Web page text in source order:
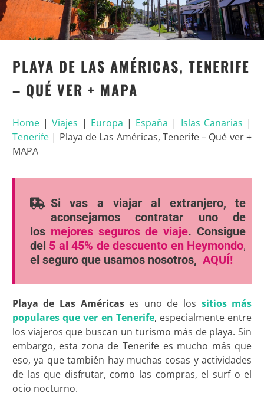
PLAYA DE LAS AMÉRICAS, TENERIFE
– QUÉ VER + MAPA
Home|Viajes | Europa | España | Islas Canarias |
Tenerife| Playa de Las Américas, Tenerife – Qué ver +
MAPA
Si vas a viajar al extranjero, te
aconsejamos contratar uno de
los mejores seguros de viaje. Consigue
del 5 al 45% de descuento en Heymondo,
el seguro que usamos nosotros, AQUÍ!
Playa de Las Américases uno de los sitios más
populares que ver en Tenerife, especialmente entre
los viajeros que buscan un turismo más de playa. Sin
embargo, esta zona de Tenerife es mucho más que
eso, ya que también hay muchas cosas y actividades
de las que disfrutar, como las compras, el surf o el
ocio nocturno.